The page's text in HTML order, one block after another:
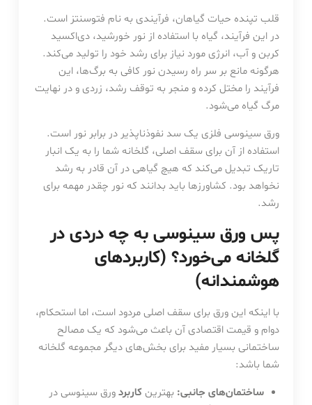
قلب تپنده حیات گیاهان، فرآیندی به نام فتوسنتز است.
در این فرآیند، گیاه با استفاده از نور خورشید، دی‌اکسید
کربن و آب، انرژی مورد نیاز برای رشد خود را تولید می‌کند.
هرگونه مانع بر سر راه رسیدن نور کافی به برگ‌ها، این
فرآیند را مختل کرده و منجر به توقف رشد، زردی و در نهایت
مرگ گیاه می‌شود.
ورق سینوسی فلزی یک سد نفوذناپذیر در برابر نور است.
استفاده از آن برای سقف اصلی، گلخانه شما را به یک انبار
تاریک تبدیل می‌کند که هیچ گیاهی در آن قادر به رشد
نخواهد بود. کشاورزها باید بدانند که نور چقدر مهمه برای
رشد.
پس ورق سینوسی به چه دردی در
گلخانه می‌خورد؟ (کاربردهای
هوشمندانه)
با اینکه این ورق برای سقف اصلی مردود است، اما استحکام،
دوام و قیمت اقتصادی آن باعث می‌شود که یک مصالح
ساختمانی بسیار مفید برای بخش‌های دیگر مجموعه گلخانه
شما باشد:
ساختمان‌های جانبی: بهترینکاربردورق سینوسی در